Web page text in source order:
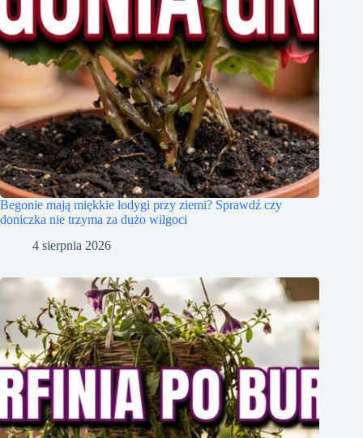
Begonie mają miękkie łodygi przy ziemi? Sprawdź czy
doniczka nie trzyma za dużo wilgoci
4 sierpnia 2026